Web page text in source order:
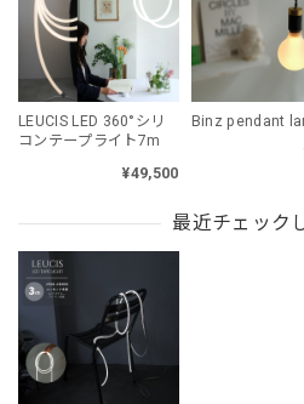
LEUCIS LED 360°シリ
コンテープライト7m
¥49,500
Binz pendant
最近チェック